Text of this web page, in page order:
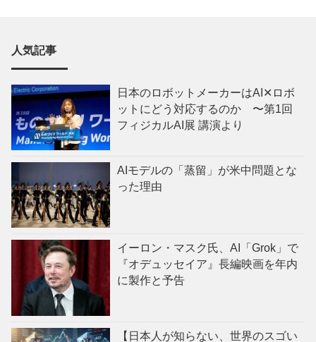
人気記事
日本のロボットメーカーはAI✕ロボ
ットにどう対応するのか 〜第1回
フィジカルAI展 講演より
AIモデルの「蒸留」が米中問題とな
った理由
イーロン・マスク氏、AI「Grok」で
『オデュッセイア』長編映画を年内
に製作と予告
【日本人が知らない、世界のスゴい